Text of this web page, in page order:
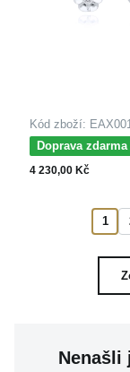
Kód zboží:
Doprava zdarma
MOISS dětské
náušnice z
4 230,00 Kč
1
Nenašli